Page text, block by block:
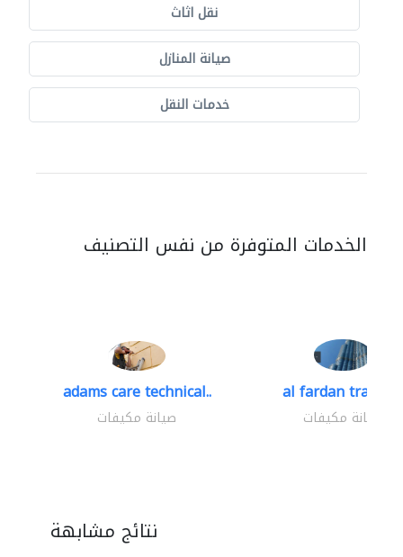
نقل اثاث
صيانة المنازل
خدمات النقل
الخدمات المتوفرة من نفس التصنيف
adams care technical..
صيانة مكيفات
al fardan trading..
صيانة مكيفات
نتائج مشابهة